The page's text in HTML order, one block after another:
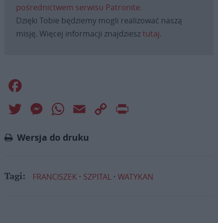
pośrednictwem serwisu Patronite.
Dzięki Tobie będziemy mogli realizować naszą
misję. Więcej informacji znajdziesztutaj.
Twitter MessengerWhatsApp
Email
Copy
Wersja do druku
Tagi: FRANCISZEK SZPITAL WATYKAN